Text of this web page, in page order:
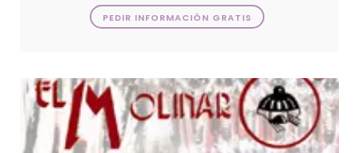
PEDIR INFORMACIÓN GRATIS